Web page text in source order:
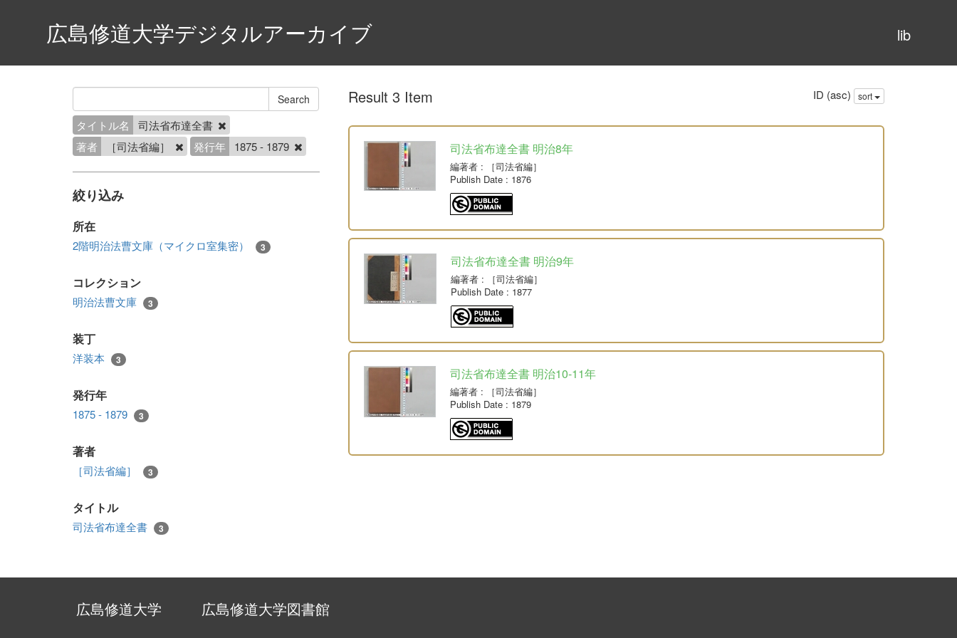
lib
広島修道大学デジタルアーカイブ
タイトル名
司法省布達全書
著者
［司法省編］ 発行年 1875 - 1879
絞り込み
所在
2階明治法曹文庫（マイクロ室集密） 3
コレクション
明治法曹文庫 3
装丁
洋装本 3
発行年
1875 - 1879 3
著者
［司法省編］ 3
タイトル
司法省布達全書 3
Result 3 Item ID (asc) sort
司法省布達全書 明治8年
編著者: ［司法省編］
Publish Date: 1876
司法省布達全書 明治9年
編著者: ［司法省編］
Publish Date: 1877
司法省布達全書 明治10-11年
編著者: ［司法省編］
Publish Date: 1879
広島修道大学 広島修道大学図書館